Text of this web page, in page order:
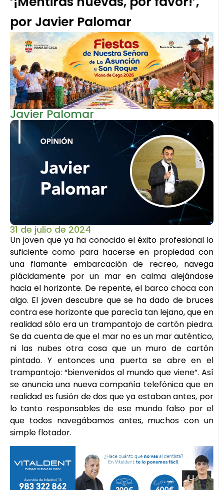
por Javier Palomar
Javier Palomar
31 de julio de 2024
Un joven que ya ha conocido el éxito profesional lo
suficiente como para hacerse en propiedad con
una flamante embarcación de recreo, navega
plácidamente por un mar en calma alejándose
hacia el horizonte. De repente, el barco choca con
algo. El joven descubre que se ha dado de bruces
contra ese horizonte que parecía tan lejano, que en
realidad sólo era un trampantojo de cartón piedra.
Se da cuenta de que el mar no es un mar auténtico,
ni las nubes otra cosa que un muro de cartón
pintado. Y entonces una puerta se abre en el
trampantojo: “bienvenidos al mundo que viene”. Así
se anuncia una nueva compañía telefónica que en
realidad es fusión de dos que ya estaban antes, por
lo tanto responsables de ese mundo falso por el
que todos navegábamos antes, muchos con un
simple flotador.